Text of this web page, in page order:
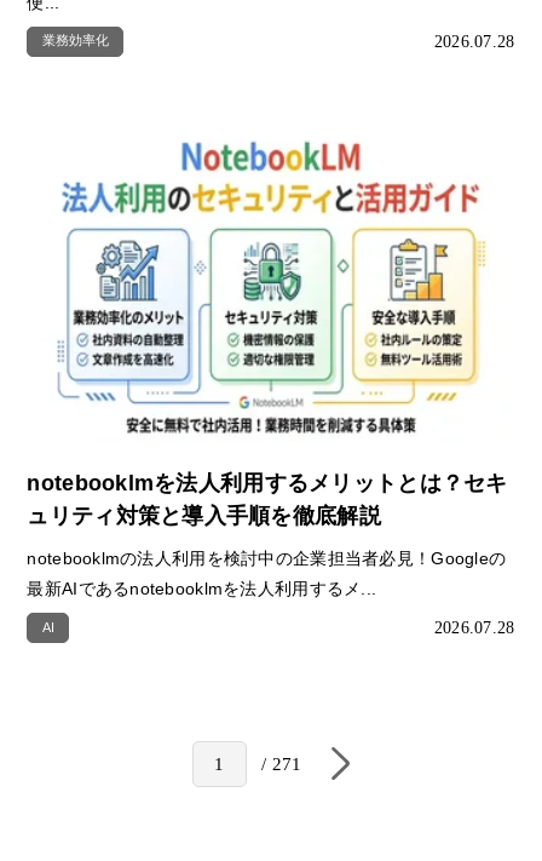
業務効率化 2026.07.28
notebooklmを法人利用するメリットとは？セキ
ュリティ対策と導入手順を徹底解説
notebooklmの法人利用を検討中の企業担当者必見！Googleの
最新AIであるnotebooklmを法人利用するメ...
AI 2026.07.28
1 271